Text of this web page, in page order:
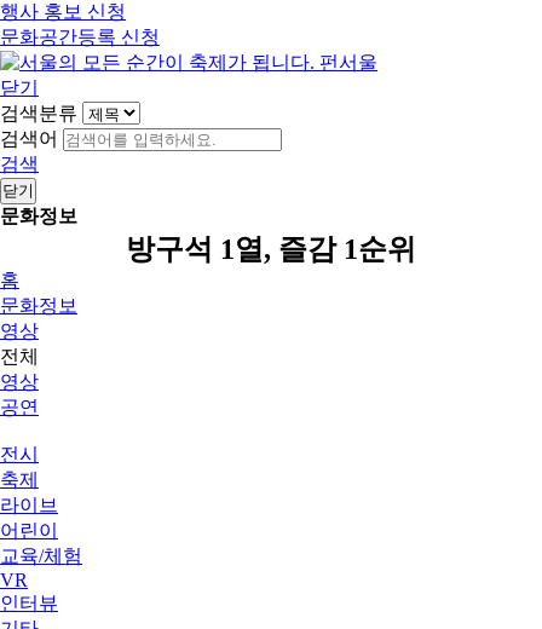
행사 홍보 신청
문화공간등록 신청
닫기
검색분류
검색어
검색
닫기
문화정보
방구석 1열, 즐감 1순위
홈
문화정보
영상
전체
영상
공연
전시
축제
라이브
어린이
교육/체험
VR
인터뷰